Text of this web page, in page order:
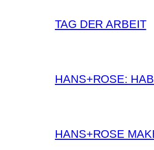
TAG DER ARBEIT
HANS+ROSE:
HANS+ROSE